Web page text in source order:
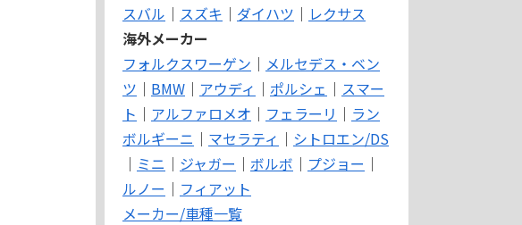
スバル ｜ スズキ ｜ ダイハツ ｜ レクサス
海外メーカー
フォルクスワーゲン ｜ メルセデス・ベン
ツ ｜ BMW ｜ アウディ ｜ ポルシェ ｜ スマー
ト ｜ アルファロメオ ｜ フェラーリ ｜ ラン
ボルギーニ ｜ マセラティ ｜ シトロエン/DS
｜ ミニ ｜ ジャガー ｜ ボルボ ｜ プジョー ｜
ルノー ｜ フィアット
メーカー/車種一覧